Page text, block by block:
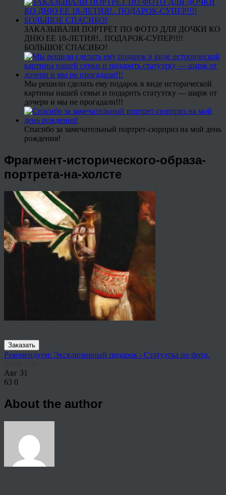
ЗАКАЗЫВАЛИ ПОРТРЕТ ПО ФОТО ДЛЯ ДОЧКИ КО
ДНЮ ЕЕ 18-ЛЕТИЯ!.. ПОДАРОК-СУПЕР!!!!
БОЛЬШОЕ СПАСИБО!
Мы решили сделать ему подарок в виде исторической
картины нашей семьи и подарить статуэтку — шарж от
дочери и мы не прогадали!!!
Спасибо за замечательный портрет-сюрприз на мой день
рождения!
Фрагмент-исторического-образа-
портрета-на-холсте
Заказать
Рекомендуем: Эксклюзивный подарок - Статуэтка по фото.
Авг 31
63 0
About the author